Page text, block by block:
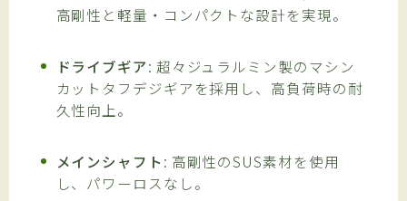
高剛性と軽量・コンパクトな設計を実現。
ドライブギア: 超々ジュラルミン製のマシン
カットタフデジギアを採用し、高負荷時の耐
久性向上。
メインシャフト: 高剛性のSUS素材を使用
し、パワーロスなし。